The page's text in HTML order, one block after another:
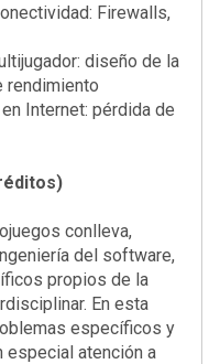
Firewalls,
diseño de la
rendimiento
Internet: pérdida de
conlleva,
del software,
propios de la
En esta
específicos y
especial atención a